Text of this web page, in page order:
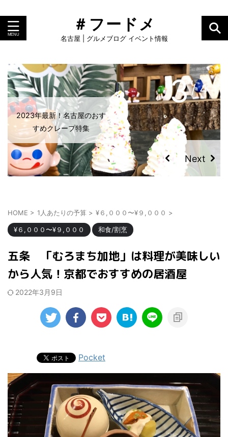
＃フードメ
名古屋 | グルメブログ イベント情報
名古屋のおすすめモーニング
ランキング！小倉トーストや
人気店
4/ 4
HOME > 1人あたりの予算 > ¥６,０００〜¥９,０００ >
¥６,０００〜¥９,０００ 和食/割烹
五条 「むろまち加地」は料理が美味しい
から人気！京都でおすすめの居酒屋
2022年3月9日
Pocket